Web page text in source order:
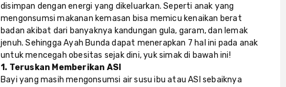
disimpan dengan energi yang dikeluarkan. Seperti anak yang
mengonsumsi makanan kemasan bisa memicu kenaikan berat
badan akibat dari banyaknya kandungan gula, garam, dan lemak
jenuh. Sehingga Ayah Bunda dapat menerapkan 7 hal ini pada anak
untuk mencegah obesitas sejak dini, yuk simak di bawah ini!
1. Teruskan Memberikan ASI
Bayi yang masih mengonsumsi air susu ibu atau ASI sebaiknya